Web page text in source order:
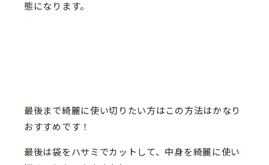
態になります。
最後まで綺麗に使い切りたい方はこの方法はかなり
おすすめです！
最後は袋をハサミでカットして、中身を綺麗に使い